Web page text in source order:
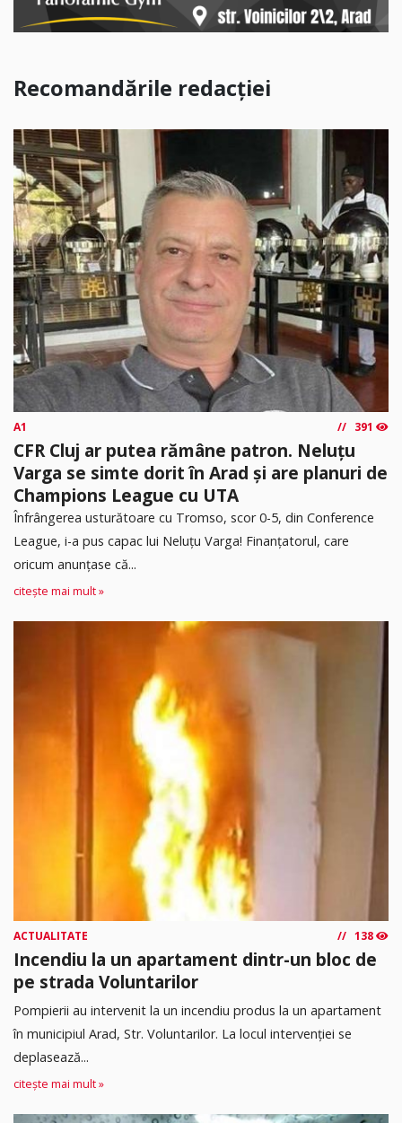
Recomandările redacției
A1 391
CFR Cluj ar putea rămâne patron. Neluțu
Varga se simte dorit în Arad și are planuri de
Champions League cu UTA
Înfrângerea usturătoare cu Tromso, scor 0-5, din Conference
League, i-a pus capac lui Neluțu Varga! Finanțatorul, care
oricum anunțase că...
citește mai mult »
ACTUALITATE 138
Incendiu la un apartament dintr-un bloc de
pe strada Voluntarilor
Pompierii au intervenit la un incendiu produs la un apartament
în municipiul Arad, Str. Voluntarilor. La locul intervenției se
deplasează...
citește mai mult »